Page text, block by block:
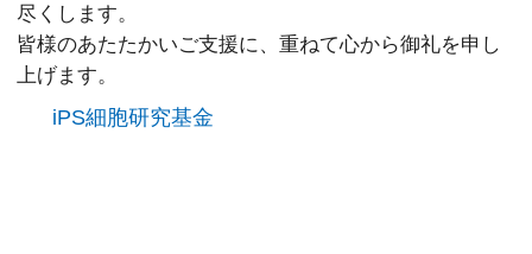
尽くします。
皆様のあたたかいご支援に、重ねて心から御礼を申し
上げます。
iPS細胞研究基金